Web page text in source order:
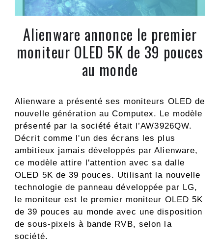
Alienware annonce le premier
moniteur OLED 5K de 39 pouces
au monde
Alienware a présenté ses moniteurs OLED de
nouvelle génération au Computex. Le modèle
présenté par la société était l’AW3926QW.
Décrit comme l'un des écrans les plus
ambitieux jamais développés par Alienware,
ce modèle attire l'attention avec sa dalle
OLED 5K de 39 pouces. Utilisant la nouvelle
technologie de panneau développée par LG,
le moniteur est le premier moniteur OLED 5K
de 39 pouces au monde avec une disposition
de sous-pixels à bande RVB, selon la
société.